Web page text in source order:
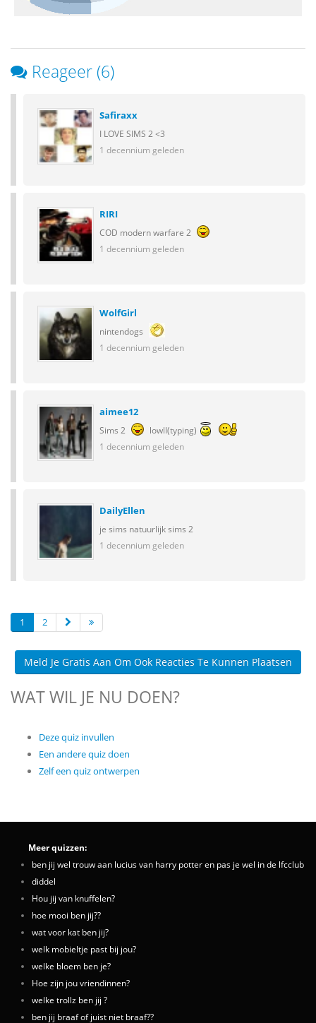
Reageer (6)
Safiraxx
I LOVE SIMS 2 <3
1 decennium geleden
RIRI
COD modern warfare 2
1 decennium geleden
WolfGirl
nintendogs
1 decennium geleden
aimee12
Sims 2
lowll(typing)
1 decennium geleden
DailyEllen
je sims natuurlijk sims 2
1 decennium geleden
1 2
Meld Je Gratis Aan Om Ook Reacties Te Kunnen Plaatsen
WAT WIL JE NU DOEN?
Deze quiz invullen
Een andere quiz doen
Zelf een quiz ontwerpen
Meer quizzen:
ben jij wel trouw aan lucius van harry potter en pas je wel in de lfcclub
diddel
Hou jij van knuffelen?
hoe mooi ben jij??
wat voor kat ben jij?
welk mobieltje past bij jou?
welke bloem ben je?
Hoe zijn jou vriendinnen?
welke trollz ben jij ?
ben jij braaf of juist niet braaf??